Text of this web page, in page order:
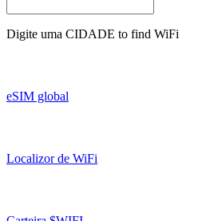
Digite uma CIDADE to find WiFi
eSIM global
Localizor de WiFi